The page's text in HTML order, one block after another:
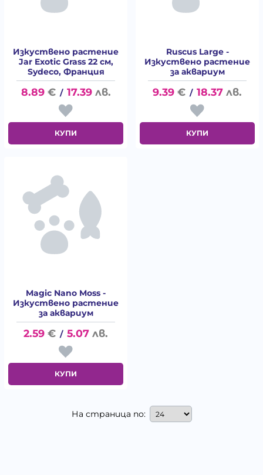
Изкуствено растение
Jar Exotic Grass 22 см,
Sydeco, Франция
8.89 € / 17.39 лв.
КУПИ
Ruscus Large -
Изкуствено растение
за аквариум
9.39 € / 18.37 лв.
КУПИ
Magic Nano Moss -
Изкуствено растение
за аквариум
2.59 € / 5.07 лв.
КУПИ
На страница по: